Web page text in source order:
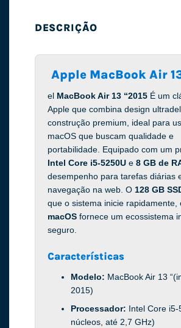
DESCRIÇÃO
Apple MacBook Air
el MacBook Air 13 “2015É um
Apple que combina design
construção premium, ideal para
macOS que buscam qualidade e
portabilidade. Equipado com um
Intel Core i5-5250Ue 8 GB de
desempenho para tarefas diárias
navegação na web. O 128 GB
que o sistema inicie rapidamente,
macOSfornece um ecossistema
seguro.
Características
Modelo: MacBook Air 13
2015)
Processador: Intel Core i5-
núcleos, até 2,7 GHz)